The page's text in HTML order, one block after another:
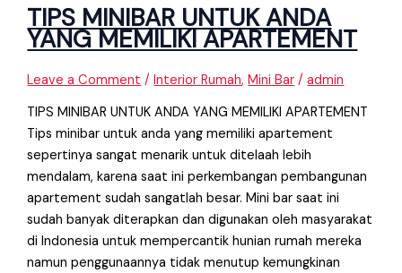
TIPS MINIBAR UNTUK ANDA
YANG MEMILIKI APARTEMENT
Leave a Comment /Interior Rumah,Mini Bar /admin
TIPS MINIBAR UNTUK ANDA YANG MEMILIKI APARTEMENT
Tips minibar untuk anda yang memiliki apartement
sepertinya sangat menarik untuk ditelaah lebih
mendalam, karena saat ini perkembangan pembangunan
apartement sudah sangatlah besar. Mini bar saat ini
sudah banyak diterapkan dan digunakan oleh masyarakat
di Indonesia untuk mempercantik hunian rumah mereka
namun penggunaannya tidak menutup kemungkinan